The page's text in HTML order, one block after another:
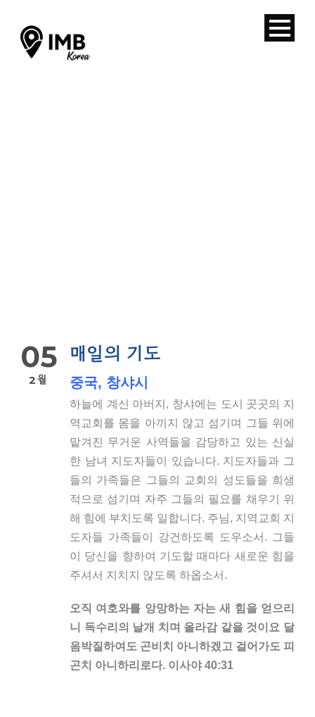
05
2월
매일의 기도
중국, 창샤시
하늘에 계신 아버지, 창샤에는 도시 곳곳의 지
역교회를 몸을 아끼지 않고 섬기며 그들 위에
맡겨진 무거운 사역들을 감당하고 있는 신실
한 남녀 지도자들이 있습니다. 지도자들과 그
들의 가족들은 그들의 교회의 성도들을 희생
적으로 섬기며 자주 그들의 필요를 채우기 위
해 힘에 부치도록 일합니다. 주님, 지역교회 지
도자들 가족들이 강건하도록 도우소서. 그들
이 당신을 향하여 기도할 때마다 새로운 힘을
주셔서 지치지 않도록 하옵소서.
오직 여호와를 앙망하는 자는 새 힘을 얻으리
니 독수리의 날개 치며 올라감 같을 것이요 달
음박질하여도 곤비치 아니하겠고 걸어가도 피
곤치 아니하리로다. 이사야 40:31